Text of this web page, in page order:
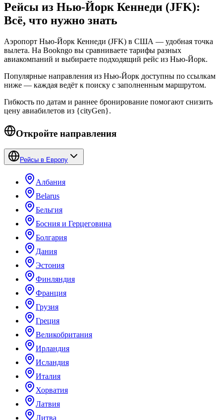
Рейсы из Нью-Йорк Кеннеди (JFK):
Всё, что нужно знать
Аэропорт Нью-Йорк Кеннеди (JFK) в США — удобная точка
вылета. На Bookngo вы сравниваете тарифы разных
авиакомпаний и выбираете подходящий рейс из Нью-Йорк.
Популярные направления из Нью-Йорк доступны по ссылкам
ниже — каждая ведёт к поиску с заполненным маршрутом.
Гибкость по датам и раннее бронирование помогают снизить
цену авиабилетов из {cityGen}.
Откройте направления
Рейсы в Европу
Албания
Belarus
Бельгия
Босния и Герцеговина
Болгария
Дания
Эстония
Финляндия
Франция
Грузия
Греция
Великобритания
Ирландия
Исландия
Италия
Хорватия
Латвия
Литва